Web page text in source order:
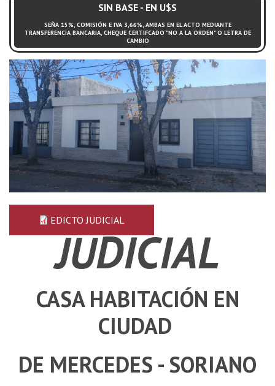
SIN BASE - EN U$S
SEÑA 15%, COMISIÓN E IVA 3,66%, AMBAS EN EL ACTO MEDIANTE
TRANSFERENCIA BANCARIA, CHEQUE CERTIFCADO "NO A LA ORDEN" O LETRA DE
CAMBIO
EDICTO JUDICIAL
JUDICIAL
CASA HABITACIÓN EN
CIUDAD
DE MERCEDES - SORIANO